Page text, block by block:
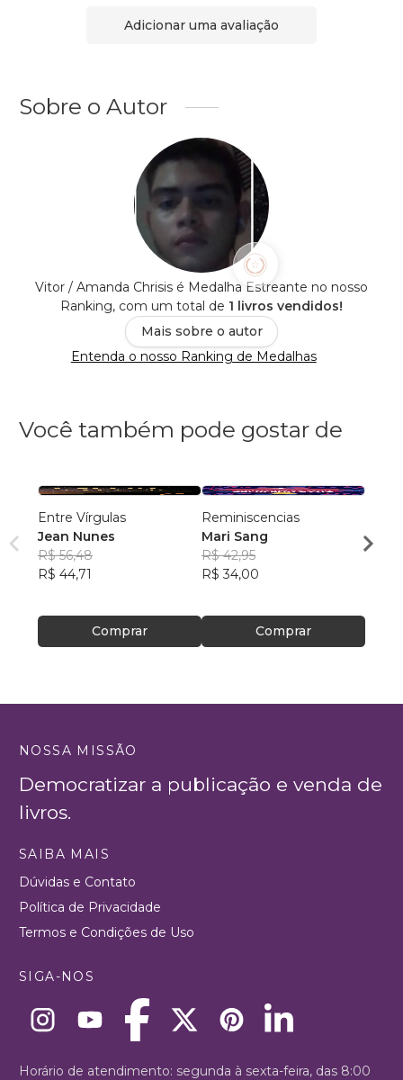
Adicionar uma avaliação
Sobre o Autor
Vitor / Amanda Chrisis é Medalha Estreante no nosso
Ranking, com um total de 1 livros vendidos!
Mais sobre o autor
Entenda o nosso Ranking de Medalhas
Você também pode gostar de
Entre Vírgulas
Jean Nunes
R$ 56,48
R$ 44,71
Comprar
Reminiscencias
Mari Sang
R$ 42,95
R$ 34,00
Comprar
R$
NOSSA MISSÃO
Democratizar a publicação e venda de
livros.
SAIBA MAIS
Dúvidas e Contato
Política de Privacidade
Termos e Condições de Uso
SIGA-NOS
Horário de atendimento: segunda à sexta-feira, das 8:00